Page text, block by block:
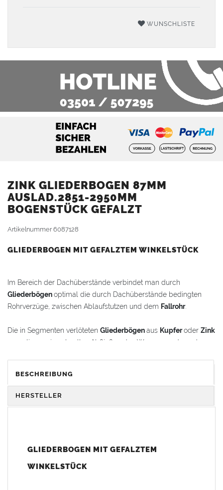
WUNSCHLISTE
ZINK GLIEDERBOGEN 87MM
AUSLAD.2851-2950MM
BOGENSTÜCK GEFALZT
Artikelnummer6087128
GLIEDERBOGEN MIT GEFALZTEM WINKELSTÜCK
Im Bereich der Dachüberstände verbindet man durch
Gliederbögenoptimal die durch Dachüberstände bedingten
Rohrverzüge, zwischen Ablaufstutzen und dem Fallrohr.
Die in Segmenten verlöteten Gliederbögenaus Kupferoder Zink
garantieren ein schnelles Abfließen des Wassers und werden
Gliederbogenwird mit einem gefalztem Standard-
Winkelstück geliefert. Auf Wunsch kann das Winkelstück auch
BESCHREIBUNG
HERSTELLER
GLIEDERBOGEN MIT GEFALZTEM
WINKELSTÜCK